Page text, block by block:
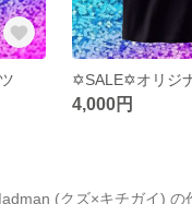
4,000円
(クズ×キチガイ) の